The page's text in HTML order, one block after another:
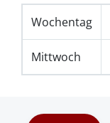
Wochentag
Mittwoch